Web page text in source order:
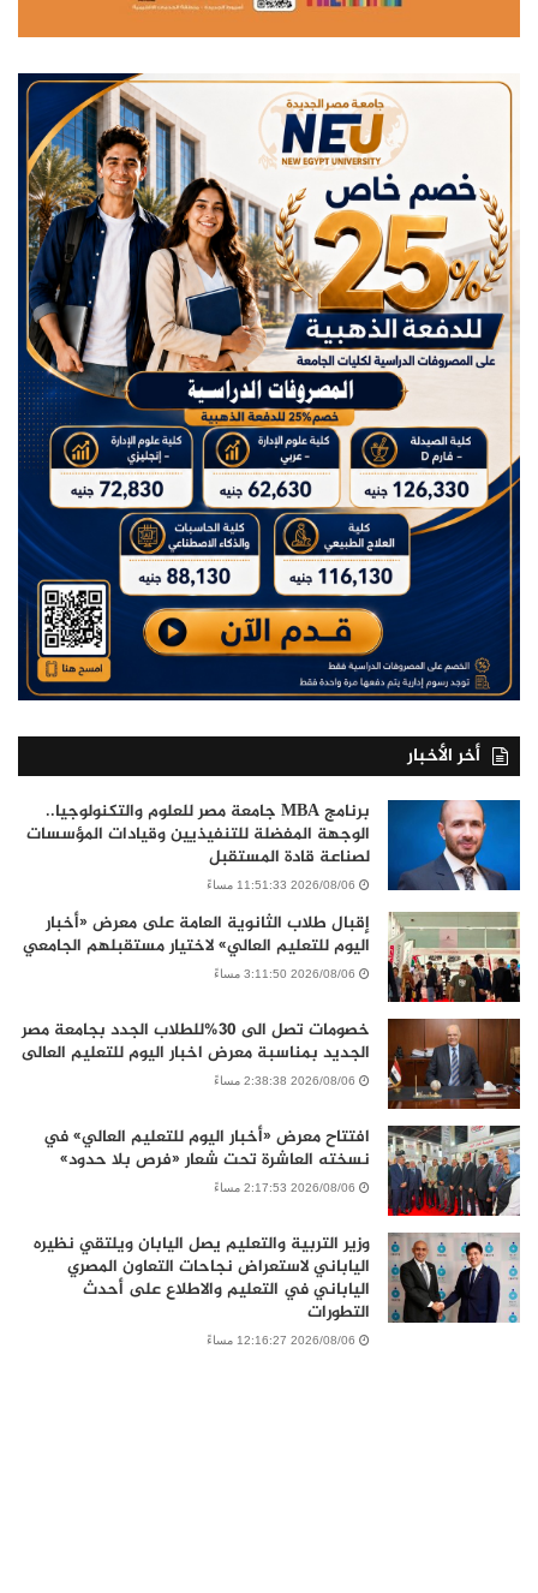
أخر الأخبار
برنامج MBA جامعة مصر للعلوم والتكنولوجيا..
الوجهة المفضلة للتنفيذيين وقيادات المؤسسات
لصناعة قادة المستقبل
2026/08/06 11:51:33 مساءً
إقبال طلاب الثانوية العامة على معرض «أخبار
اليوم للتعليم العالي» لاختيار مستقبلهم الجامعي
2026/08/06 3:11:50 مساءً
خصومات تصل الى 30%للطلاب الجدد بجامعة مصر
الجديد بمناسبة معرض اخبار اليوم للتعليم العالى
2026/08/06 2:38:38 مساءً
افتتاح معرض «أخبار اليوم للتعليم العالي» في
نسخته العاشرة تحت شعار «فرص بلا حدود»
2026/08/06 2:17:53 مساءً
وزير التربية والتعليم يصل اليابان ويلتقي نظيره
الياباني لاستعراض نجاحات التعاون المصري
الياباني في التعليم والاطلاع على أحدث
التطورات
2026/08/06 12:16:27 مساءً